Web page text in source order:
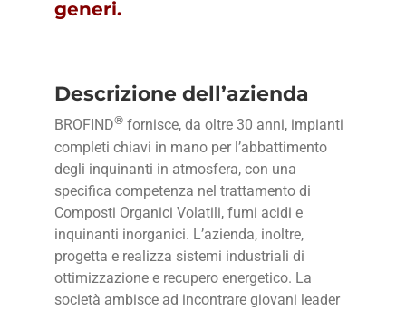
generi.
Descrizione dell’azienda
BROFIND® fornisce, da oltre 30 anni, impianti
completi chiavi in mano per l’abbattimento
degli inquinanti in atmosfera, con una
specifica competenza nel trattamento di
Composti Organici Volatili, fumi acidi e
inquinanti inorganici. L’azienda, inoltre,
progetta e realizza sistemi industriali di
ottimizzazione e recupero energetico. La
società ambisce ad incontrare giovani leader